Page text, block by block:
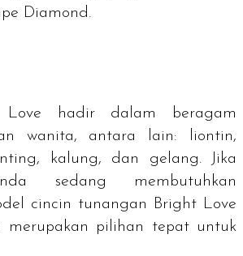
Diamond.
hadir dalam beragam
wanita, antara lain: liontin,
kalung, dan gelang. Jika
sedang membutuhkan
cincin tunangan Bright Love
merupakan pilihan tepat untuk